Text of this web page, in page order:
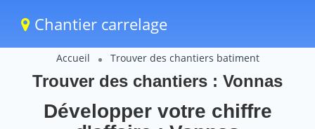
Chantier carrelage
Accueil Trouver des chantiers batiment
Trouver des chantiers : Vonnas
Développer votre chiffre